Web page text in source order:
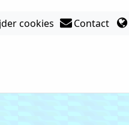
cookies Contact